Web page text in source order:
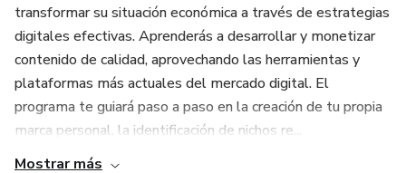
transformar su situación económica a través de estrategias
digitales efectivas. Aprenderás a desarrollar y monetizar
contenido de calidad, aprovechando las herramientas y
plataformas más actuales del mercado digital. El
programa te guiará paso a paso en la creación de tu propia
marca personal, la identificación de nichos re...
Mostrar más